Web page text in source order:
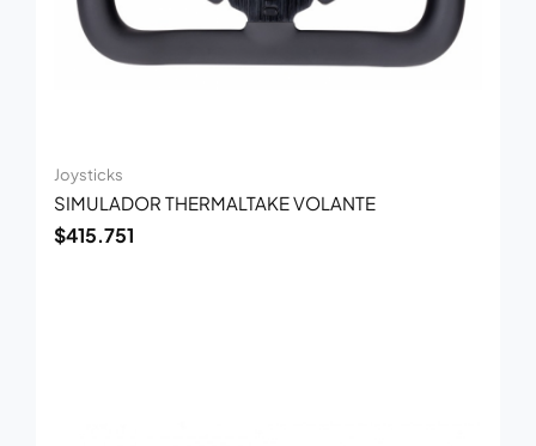
Joysticks
SIMULADOR THERMALTAKE VOLANTE
$415.751